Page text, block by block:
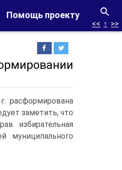
Помощь проекту
<< ↑ >>
расформирована
заметить, что
избирательная
муниципального